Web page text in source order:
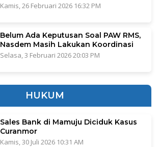
Kamis, 26 Februari 2026 16:32 PM
Belum Ada Keputusan Soal PAW RMS,
Nasdem Masih Lakukan Koordinasi
Selasa, 3 Februari 2026 20:03 PM
HUKUM
Sales Bank di Mamuju Diciduk Kasus
Curanmor
Kamis, 30 Juli 2026 10:31 AM